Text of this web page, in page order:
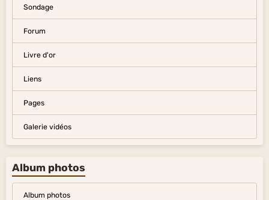
Sondage
Forum
Livre d'or
Liens
Pages
Galerie vidéos
Album photos
Album photos